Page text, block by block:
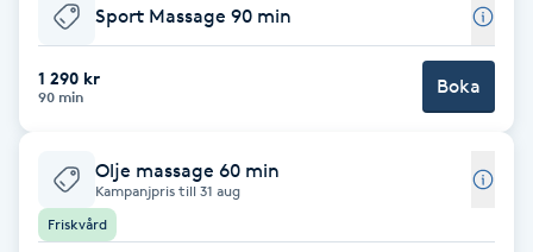
Diamantslipning
Enzympeeling
Extensions
Sport Massage 90 min
1 290 kr
90 min Boka
Olje massage 60 min
Kampanjpris till 31 aug
Friskvård